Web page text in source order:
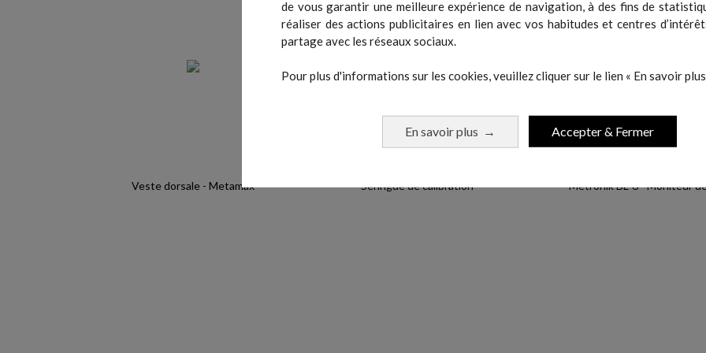
de vous garantir une meilleure expérience de navigation, à des fins de
réaliser des actions publicitaires en lien avec vos habitudes et centres
partage avec les réseaux sociaux.
Pour plus d'informations sur les cookies, veuillez cliquer sur le lien « En savoir plus
En savoir plus → Accepter & Fermer
Veste dorsale - Metamax Seringue de calibration Metronik BL-6 - Moniteur